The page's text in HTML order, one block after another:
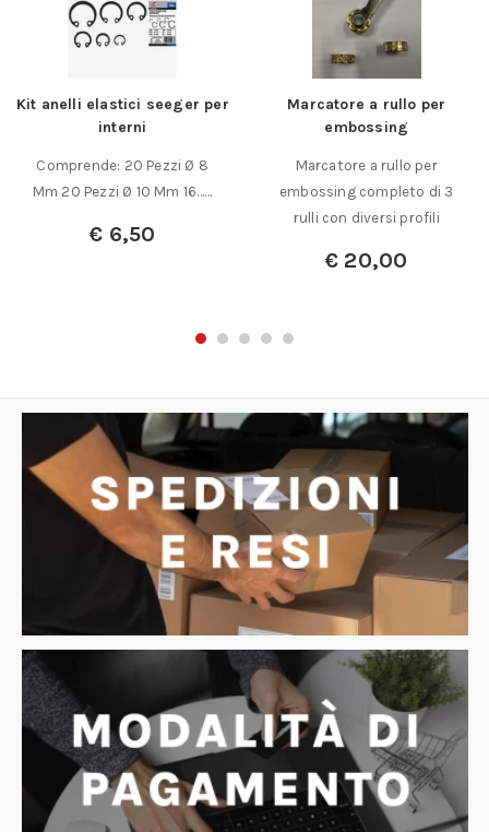
Kit anelli elastici seeger per
interni
Comprende: 20 Pezzi Ø 8
Mm 20 Pezzi Ø 10 Mm 16……
€ 6,50
Marcatore a rullo per
embossing
Marcatore a rullo per
embossing completo di 3
rulli con diversi profili
€ 20,00